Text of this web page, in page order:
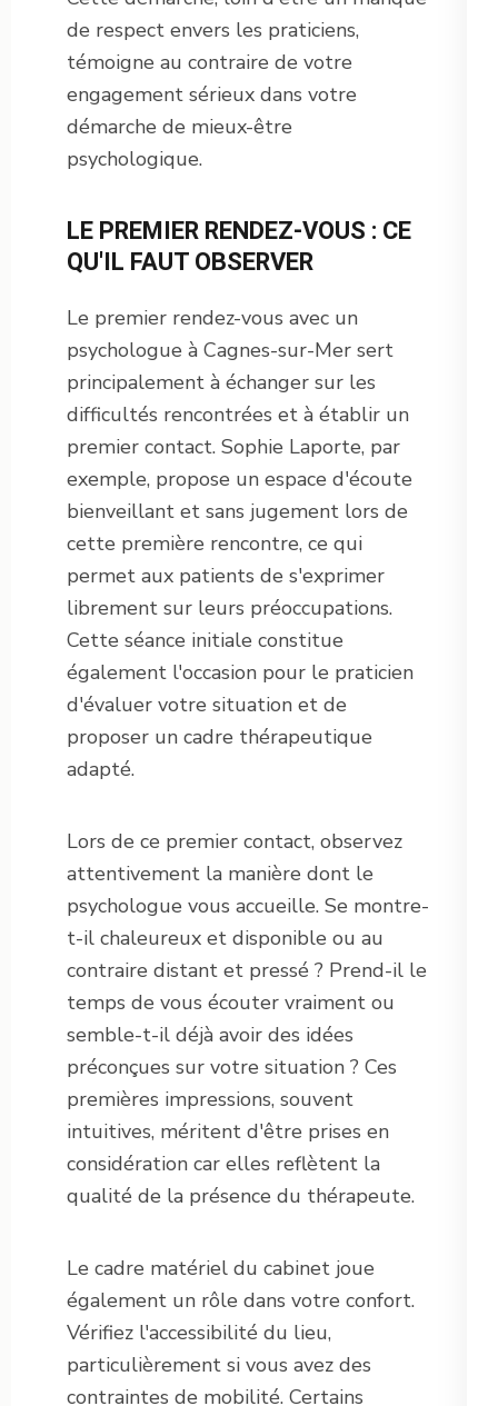
de respect envers les praticiens,
témoigne au contraire de votre
engagement sérieux dans votre
démarche de mieux-être
psychologique.
LE PREMIER RENDEZ-VOUS : CE
QU'IL FAUT OBSERVER
Le premier rendez-vous avec un
psychologue à Cagnes-sur-Mer sert
principalement à échanger sur les
difficultés rencontrées et à établir un
premier contact. Sophie Laporte, par
exemple, propose un espace d'écoute
bienveillant et sans jugement lors de
cette première rencontre, ce qui
permet aux patients de s'exprimer
librement sur leurs préoccupations.
Cette séance initiale constitue
également l'occasion pour le praticien
d'évaluer votre situation et de
proposer un cadre thérapeutique
adapté.
Lors de ce premier contact, observez
attentivement la manière dont le
psychologue vous accueille. Se montre-
t-il chaleureux et disponible ou au
contraire distant et pressé ? Prend-il le
temps de vous écouter vraiment ou
semble-t-il déjà avoir des idées
préconçues sur votre situation ? Ces
premières impressions, souvent
intuitives, méritent d'être prises en
considération car elles reflètent la
qualité de la présence du thérapeute.
Le cadre matériel du cabinet joue
également un rôle dans votre confort.
Vérifiez l'accessibilité du lieu,
particulièrement si vous avez des
contraintes de mobilité. Certains